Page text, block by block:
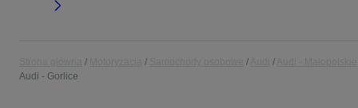
Audi - Gorlice